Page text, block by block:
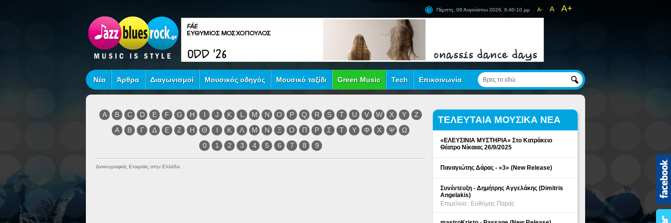
A- A A+
Πέμπτη, 06 Αυγούστου 2026, 6:40:10 μμ
Νέα Άρθρα Διαγωνισμοί Μουσικός οδηγός Μουσικό ταξίδι Green Music Tech Επικοινωνία
A B C D E F G H I J K L M N O P Q R S T U V W X Y
Z
Α
Β Γ Δ Ε Ζ Η Θ Ι Κ Λ Μ Ν Ξ Ο Π Ρ Σ Τ Υ Φ Χ Ψ
Ω
0
1 2 3 4 5 6 7 8 9
Δισκογραφκές Εταιρείες στην Ελλάδα.
ΤΕΛΕΥΤΑΙΑ ΜΟΥΣΙΚΑ ΝΕΑ
«ΕΛΕΥΣΙΝΙΑ ΜΥΣΤΗΡΙΑ» Στο Κατράκειο
Θέατρο Νίκαιας 26/9/2025
Παναγιώτης Δάρας - «3» (New Release)
Συνέντευξη - Δημήτρης Αγγελάκης (Dimitris
Angelakis)
Επιμέλεια : Ευθύμης Παράς